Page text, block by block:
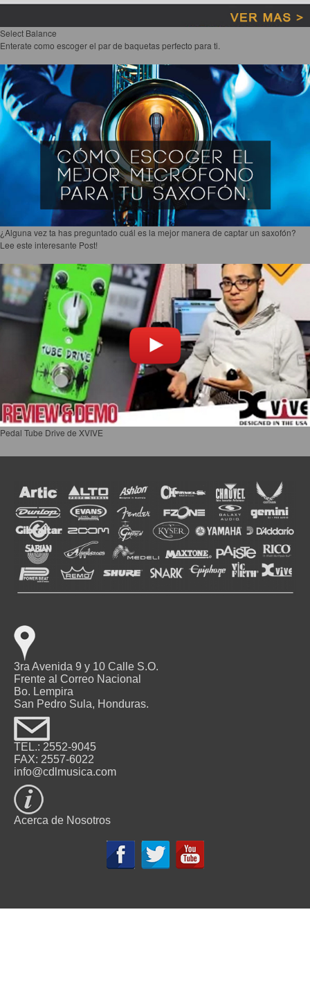
Select Balance
Enterate como escoger el par de baquetas perfecto para ti.
¿Alguna vez ta has preguntado cuál es la mejor manera de captar un saxofón?
Lee este interesante Post!
Pedal Tube Drive de XVIVE
3ra Avenida 9 y 10 Calle S.O.
Frente al Correo Nacional
Bo. Lempira
San Pedro Sula, Honduras.